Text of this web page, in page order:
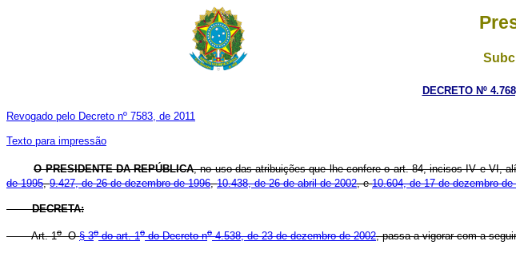
DECRETO Nº
Revogado pelo Decreto nº 7583, de 2011
Texto para impressão
O PRESIDENTE DA REPÚBLICA, no uso das atribuições que lhe confere o art. 84, incisos IV e VI,
de 1995,9.427, de 26 de dezembro de 1996,10.438, de 26 de abril de 2002, e10.604, de 17 de dezembro de
DECRETA:
Art. 1oO§ 3odo art. 1odo Decreto no4.538, de 23 de dezembro de 2002, passa a vigorar com a